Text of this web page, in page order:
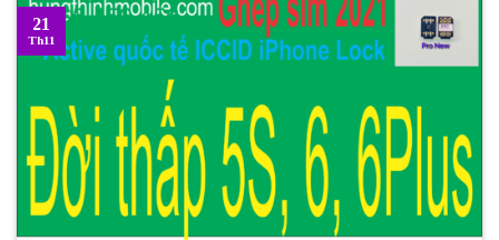
21
Th11